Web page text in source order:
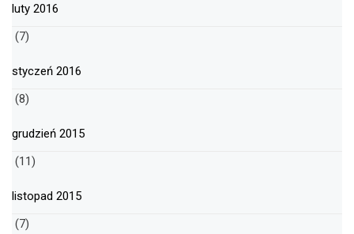
luty 2016
(7)
styczeń 2016
(8)
grudzień 2015
(11)
listopad 2015
(7)